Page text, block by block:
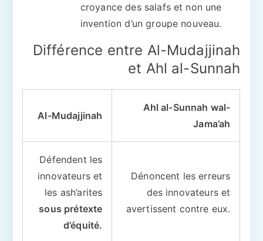
croyance des salafs et non une
invention d’un groupe nouveau.
Différence entre Al-Mudajjinah
et Ahl al-Sunnah
Al-Mudajjinah
Ahl al-Sunnah wal-
Jama’ah
Défendent les
innovateurs et
les ash’arites
sous prétexte
d’équité.
Dénoncent les erreurs
des innovateurs et
avertissent contre eux.